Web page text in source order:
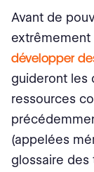
Avant de
développer
guideront les
ressources
(appelées
glossaire